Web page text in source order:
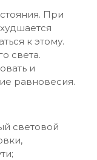
При
к этому.
света.
и
равновесия.
световой